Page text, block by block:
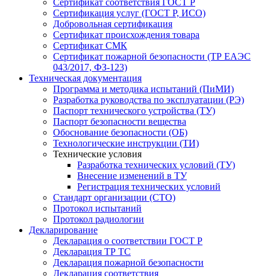
Сертификат соответствия ГОСТ Р
Сертификация услуг (ГОСТ Р, ИСО)
Добровольная сертификация
Сертификат происхождения товара
Сертификат СМК
Сертификат пожарной безопасности (ТР ЕАЭС
043/2017, ФЗ-123)
Техническая документация
Программа и методика испытаний (ПиМИ)
Разработка руководства по эксплуатации (РЭ)
Паспорт технического устройства (ТУ)
Паспорт безопасности вещества
Обоснование безопасности (ОБ)
Технологические инструкции (ТИ)
Технические условия
Разработка технических условий (ТУ)
Внесение изменений в ТУ
Регистрация технических условий
Стандарт организации (СТО)
Протокол испытаний
Протокол радиологии
Декларирование
Декларация о соответствии ГОСТ Р
Декларация ТР ТС
Декларация пожарной безопасности
Декларация соответствия